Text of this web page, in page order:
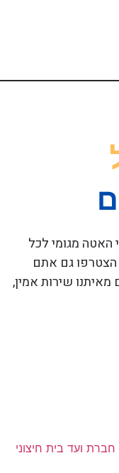
האטה מגומי לכל
גם אתם
שירות אמין,
ועד בית חיצוני